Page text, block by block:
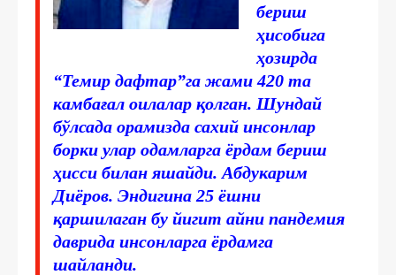
бериш
ҳисобига
ҳозирда
“Темир дафтар”га жами 420 та
камбағал оилалар қолган. Шундай
бўлсада орамизда сахий инсонлар
борки улар одамларга ёрдам бериш
ҳисси билан яшайди. Абдукарим
Диёров. Эндигина 25 ёшни
қаршилаган бу йигит айни пандемия
даврида инсонларга ёрдамга
шайланди.